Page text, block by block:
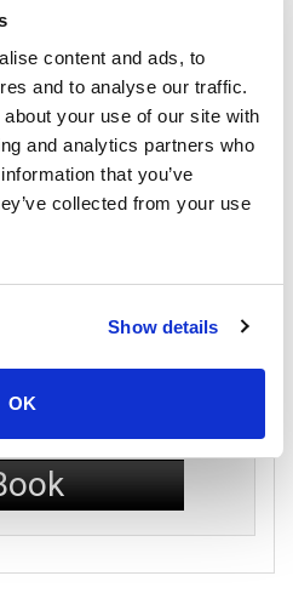
content and ads, to
and to analyse our traffic.
your use of our site with
and analytics partners who
that you’ve
collected from your use
Show details
OK
Direct
21:30
ภูเก็ต
สถานีขนส่งภูเก็ตแห่งที่
เอียดทริป